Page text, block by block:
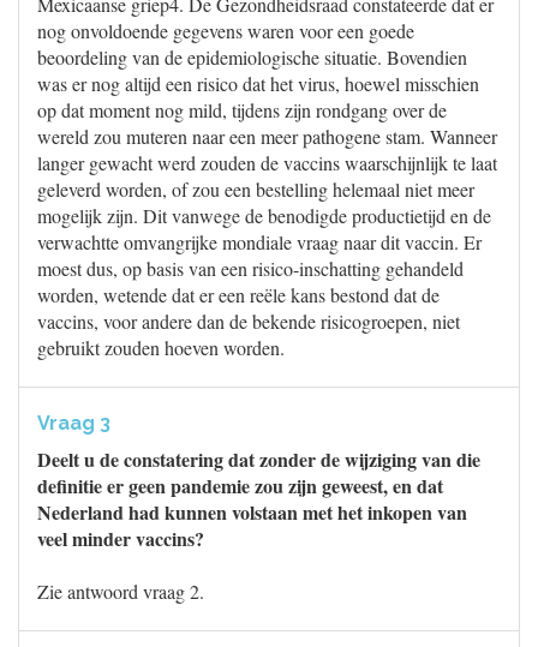
nog onvoldoende gegevens waren voor een goede
beoordeling van de epidemiologische situatie. Bovendien
was er nog altijd een risico dat het virus, hoewel misschien
op dat moment nog mild, tijdens zijn rondgang over de
wereld zou muteren naar een meer pathogene stam. Wanneer
langer gewacht werd zouden de vaccins waarschijnlijk te laat
geleverd worden, of zou een bestelling helemaal niet meer
mogelijk zijn. Dit vanwege de benodigde productietijd en de
verwachtte omvangrijke mondiale vraag naar dit vaccin. Er
moest dus, op basis van een risico-inschatting gehandeld
worden, wetende dat er een reële kans bestond dat de
vaccins, voor andere dan de bekende risicogroepen, niet
gebruikt zouden hoeven worden.
Vraag 3
Deelt u de constatering dat zonder de wijziging van die
definitie er geen pandemie zou zijn geweest, en dat
Nederland had kunnen volstaan met het inkopen van
veel minder vaccins?
Zie antwoord vraag 2.